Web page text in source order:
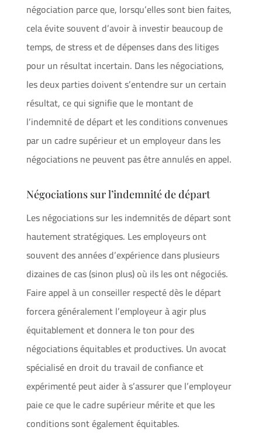
négociation parce que, lorsqu’elles sont bien faites,
cela évite souvent d’avoir à investir beaucoup de
temps, de stress et de dépenses dans des litiges
pour un résultat incertain. Dans les négociations,
les deux parties doivent s’entendre sur un certain
résultat, ce qui signifie que le montant de
l’indemnité de départ et les conditions convenues
par un cadre supérieur et un employeur dans les
négociations ne peuvent pas être annulés en appel.
Négociations sur l’indemnité de départ
Les négociations sur les indemnités de départ sont
hautement stratégiques. Les employeurs ont
souvent des années d’expérience dans plusieurs
dizaines de cas (sinon plus) où ils les ont négociés.
Faire appel à un conseiller respecté dès le départ
forcera généralement l’employeur à agir plus
équitablement et donnera le ton pour des
négociations équitables et productives. Un avocat
spécialisé en droit du travail de confiance et
expérimenté peut aider à s’assurer que l’employeur
paie ce que le cadre supérieur mérite et que les
conditions sont également équitables.